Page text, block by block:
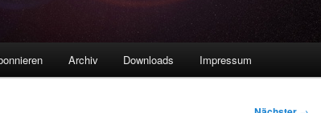
Archiv Downloads Impressum